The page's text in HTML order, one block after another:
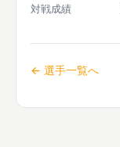
対戦成績
← 選手一覧へ